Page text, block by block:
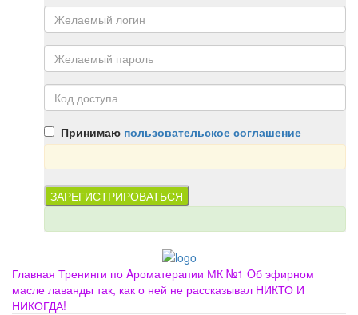
Принимаю пользовательское соглашение
Главная Тренинги по Aроматерапии МК №1 Oб эфирном
масле лаванды так, как о ней не рассказывал НИКТО И
НИКОГДА!